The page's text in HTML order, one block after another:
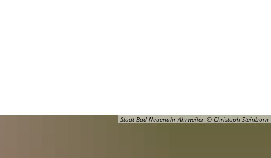
Stadt Bad Neuenahr-Ahrweiler, © Christoph Steinborn